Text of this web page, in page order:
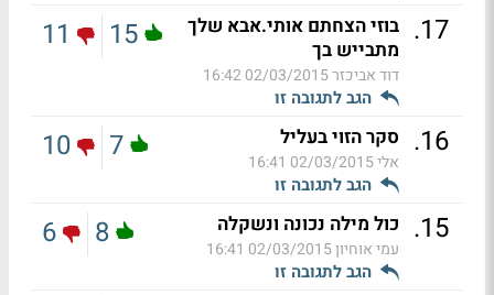
17
. בוזי הצחתם אותי.אבא שלך
מתבייש בך
דוד אביכזר02/03/2015 16:42
הגב לתגובה זו
15
11
16
. סקר הזוי בעליל
אלי02/03/2015 16:41
הגב לתגובה זו
7
10
15
. כול מילה נכונה ונשקלה
עמי אוחיון02/03/2015 16:41
הגב לתגובה זו
8
6